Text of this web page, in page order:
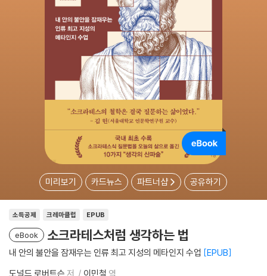
미리보기 카드뉴스 파트너샵 공유하기
소득공제 크레마클럽 EPUB
eBook 소크라테스처럼 생각하는 법
내 안의 불안을 잠재우는 인류 최고 지성의 메타인지 수업 EPUB
도널드 로버트슨 저 이민철 역